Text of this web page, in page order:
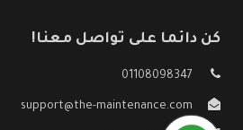
كن دائما على تواصل معنا!
01108098347
support@the-maintenance.com